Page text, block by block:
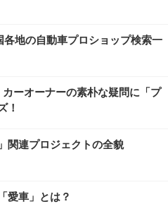
地の自動車プロショップ検索一
カーオーナーの素朴な疑問に「プ
！
関連プロジェクトの全貌
愛車」とは？